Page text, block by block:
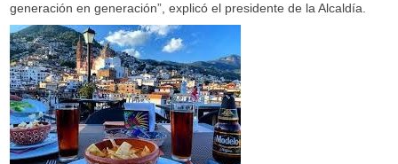
generación en generación”, explicó el presidente de la Alcaldía.